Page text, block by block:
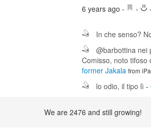
6 years ago- - -
In che senso?
@barbottina nei
Comisso, noto tifoso
former Jakala from
lo odio, il tipo lì -
We are 2476 and still growing!